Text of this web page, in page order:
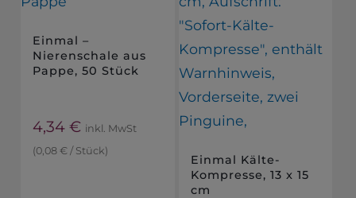
Einmal –
Nierenschale aus
Pappe, 50 Stück
4,34€ inkl. MwSt
(0,08 € / Stück)
Einmal Kälte-
Kompresse, 13 x 15
cm